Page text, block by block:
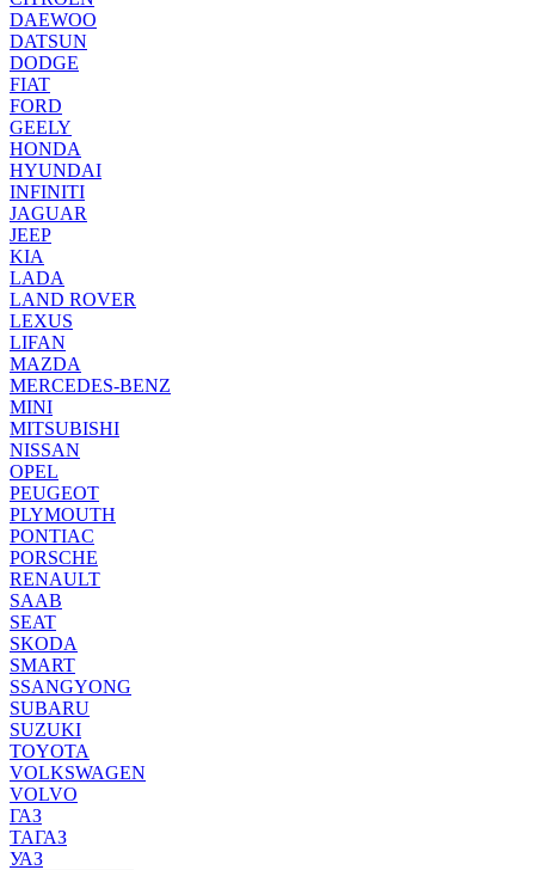
DAEWOO
DATSUN
DODGE
FIAT
FORD
GEELY
HONDA
HYUNDAI
INFINITI
JAGUAR
JEEP
KIA
LADA
LAND ROVER
LEXUS
LIFAN
MAZDA
MERCEDES-BENZ
MINI
MITSUBISHI
NISSAN
OPEL
PEUGEOT
PLYMOUTH
PONTIAC
PORSCHE
RENAULT
SAAB
SEAT
SKODA
SMART
SSANGYONG
SUBARU
SUZUKI
TOYOTA
VOLKSWAGEN
VOLVO
ГАЗ
ТАГАЗ
УАЗ